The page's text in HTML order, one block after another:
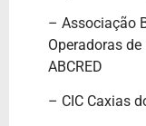
– Associação
Operadoras
ABCRED
– CIC Caxias